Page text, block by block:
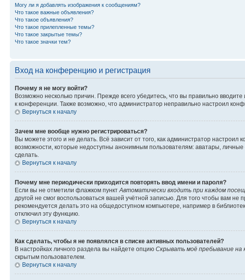
Могу ли я добавлять изображения к сообщениям?
Что такое важные объявления?
Что такое объявления?
Что такое прилепленные темы?
Что такое закрытые темы?
Что такое значки тем?
Вход на конференцию и регистрация
Почему я не могу войти?
Возможно несколько причин. Прежде всего убедитесь, что вы правильно
к конференции. Также возможно, что администратор неправильно настроил
Вернуться к началу
Зачем мне вообще нужно регистрироваться?
Вы можете этого и не делать. Всё зависит от того, как администратор
возможности, которые недоступны анонимным пользователям: аватары, личные
сделать.
Вернуться к началу
Почему мне периодически приходится повторять ввод имени и пароля?
Если вы не отметили флажком пункт Автоматически входить при каждом
другой не смог воспользоваться вашей учётной записью. Для того чтобы вам
рекомендуется делать это на общедоступном компьютере, например в
отключил эту функцию.
Вернуться к началу
Как сделать, чтобы я не появлялся в списке активных пользователей?
В настройках личного раздела вы найдете опцию Скрывать моё пребывание на
скрытым пользователем.
Вернуться к началу